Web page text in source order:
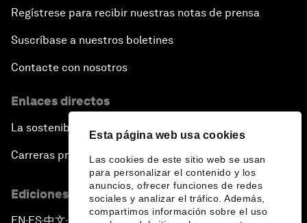
Esta página web usa cookies
Las cookies de este sitio web se usan
para personalizar el contenido y los
anuncios, ofrecer funciones de redes
sociales y analizar el tráfico. Además,
compartimos información sobre el uso
Regístrese para recibir nuestras notas de prensa
Suscríbase a nuestros boletines
Contacte con nosotros
Enlaces directos
La sostenibilidad en el Foro
Carreras profesionales
Ediciones en otros idiomas
▪ ▪ ▪